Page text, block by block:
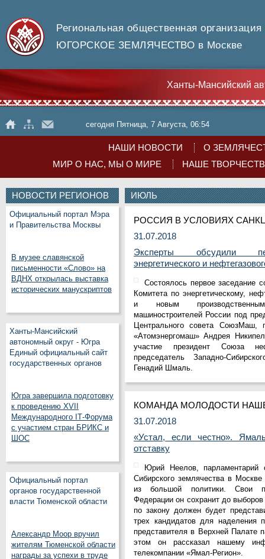
Региональная общественная организация
ЮГОРСКОЕ ЗЕМЛЯЧЕСТВО в Москве
Ханты-Мансийский
сегодня Пятница, 7 Августа, 06:54
НАШИ НОВОСТИ
О
МИР О НАС, МЫ О МИРЕ
НАШЕ
НОВОСТИ РЕГИОНОВ
Официальный портал Мэра
и Правительства Москвы
В музее славянской
письменности «Слово» на
ВДНХ открылась выставка
исторических манускриптов
Ханты-Мансийский
автономный округ - Югра
Единый официальный сайт
государственных органов
Югра завершила подготовку
к проведению XVII
Международного IT‑Форума
с участием стран БРИКС и
ШОС
Официальный портал
органов государственной
власти Тюменской области
Александр Моор вручил
жителям Тюменской области
награды за успехи в труде
ИЮЛЬ
РОССИЯ В УСЛОВИЯХ
31.07.2018
Эксперты обсудили
энергетического и
Состоялось первое заседание
Комитета по энергетическому,
и новым
машиностроителей России под
Центрального совета СоюзМаш,
«Атомэнергомаш» Андрея
участие президент Союза
председатель Западно-
Генадий Шмаль.
КОМАНДА МОЛОДОСТИ
31.07.2018
«Устал, если честно».
отставку
Юрий Неелов,
Сибирского землячества в
из большой политики. Свои
Федерации он сохранит до выборов
по закону должен будет
трех кандидатов для наделения
представителя в Верхней Палате
этом он рассказал нашему
телекомпании «Ямал-Регион».